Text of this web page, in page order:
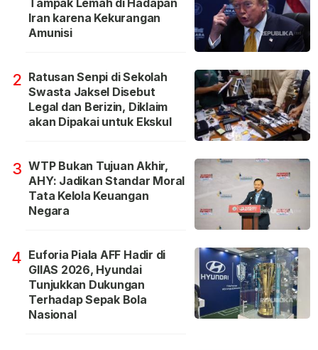
Iran karena Kekurangan
Amunisi
2 Ratusan Senpi di Sekolah
Swasta Jaksel Disebut
Legal dan Berizin, Diklaim
akan Dipakai untuk Ekskul
3 WTP Bukan Tujuan Akhir,
AHY: Jadikan Standar Moral
Tata Kelola Keuangan
Negara
4 Euforia Piala AFF Hadir di
GIIAS 2026, Hyundai
Tunjukkan Dukungan
Terhadap Sepak Bola
Nasional